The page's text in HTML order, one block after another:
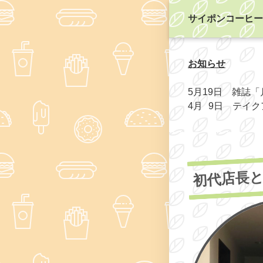
サイポンコーヒー
お知らせ
5月19日 雑誌「
4月 9日 テイク
初代店長